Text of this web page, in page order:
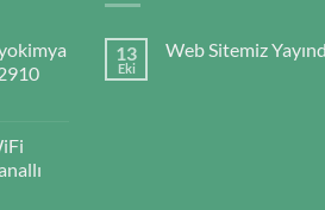
13
Eki
Web Sitemiz